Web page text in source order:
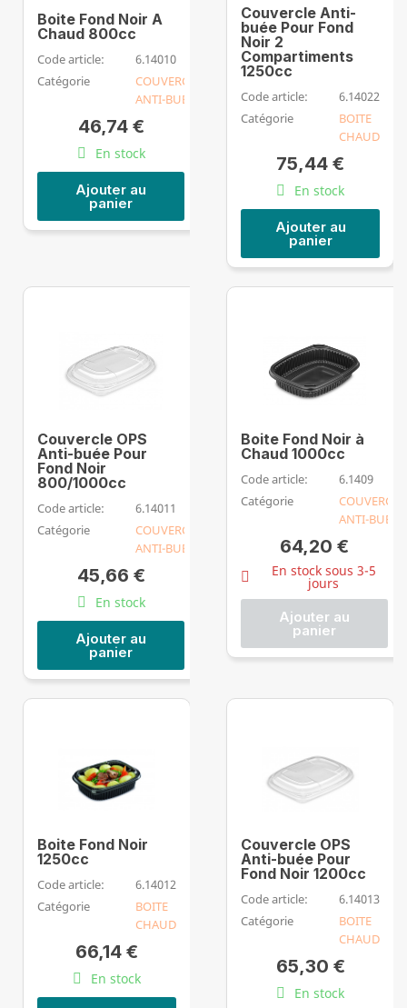
Boite Fond Noir A
Chaud 800cc
Code article:
6.14010
Catégorie
COUVERCLE
ANTI-BUEE
46,74 €
En stock
Ajouter au
panier
Couvercle Anti-
buée Pour Fond
Noir 2
Compartiments
1250cc
Code article:
6.14022
Catégorie
BOITE
CHAUD
75,44 €
En stock
Ajouter au
panier
Couvercle OPS
Anti-buée Pour
Fond Noir
800/1000cc
Code article:
6.14011
Catégorie
COUVERCLE
ANTI-BUEE
45,66 €
En stock
Ajouter au
panier
Boite Fond Noir à
Chaud 1000cc
Code article:
6.1409
Catégorie
COUVERCLE
ANTI-BUEE
64,20 €
En stock sous 3-5
jours
Ajouter au
panier
Boite Fond Noir
1250cc
Code article:
6.14012
Catégorie
BOITE
CHAUD
66,14 €
En stock
Couvercle OPS
Anti-buée Pour
Fond Noir 1200cc
Code article:
6.14013
Catégorie
BOITE
CHAUD
65,30 €
En stock